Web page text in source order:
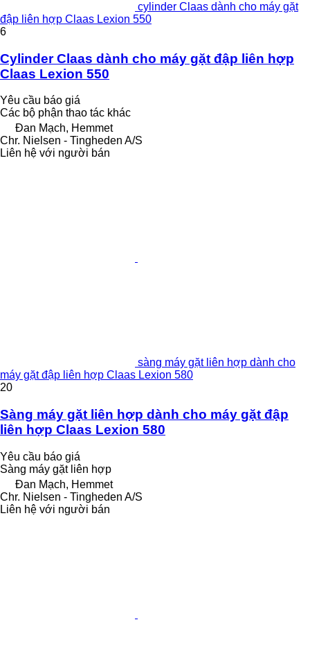
cylinder Claas dành cho máy gặt
đập liên hợp Claas Lexion 550
6
Cylinder Claas dành cho máy gặt đập liên hợp
Claas Lexion 550
Yêu cầu báo giá
Các bộ phận thao tác khác
Đan Mạch, Hemmet
Chr. Nielsen - Tingheden A/S
Liên hệ với người bán
sàng máy gặt liên hợp dành cho
máy gặt đập liên hợp Claas Lexion 580
20
Sàng máy gặt liên hợp dành cho máy gặt đập
liên hợp Claas Lexion 580
Yêu cầu báo giá
Sàng máy gặt liên hợp
Đan Mạch, Hemmet
Chr. Nielsen - Tingheden A/S
Liên hệ với người bán